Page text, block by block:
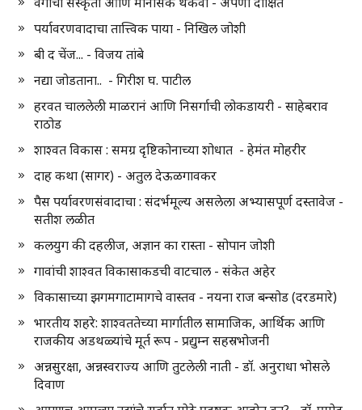
पर्यावरणवादाचा तात्त्विक पाया - निखिल जोशी
बी द चेंज... - विजय तांबे
नद्या जोडताना.. - गिरीश घ. पाटील
हरवत चाललेली माळरानं आणि निसर्गाची लोकडायरी - साहेबराव
राठोड
शाश्वत विकास : समग्र दृष्टिकोनाच्या शोधात - हेमंत मोहरीर
दाह कथा (सागर) - अतुल देऊळगावकर
पैस पर्यावरणसंवादाचा : संदर्भमूल्य असलेला अभ्यासपूर्ण दस्तावेज -
सतीश लळीत
कलयुग की दहलीज, अज्ञान का रास्ता - सोपान जोशी
गावांची शाश्वत विकासाकडची वाटचाल - संकेत अहेर
विकासाच्या झगमगाटामागचे वास्तव - नयना राज बन्सोड (दरडमारे)
भारतीय शहरे: शाश्वततेच्या मार्गातील सामाजिक, आर्थिक आणि
राजकीय अडथळ्यांचे मूर्त रूप - प्रद्युम्न सहस्रभोजनी
अन्नसुरक्षा, अन्नस्वराज्य आणि तुटलेली नाती - डॉ. अनुराधा भोसले
दिवाण